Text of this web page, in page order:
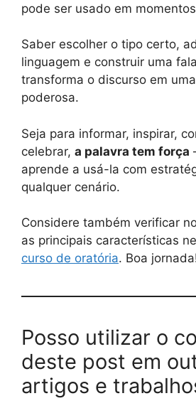
pode ser usado em
Saber escolher o tipo certo,
linguagem e construir uma
transforma o discurso em
poderosa.
Seja para informar, inspirar,
celebrar, a palavra tem força
aprende a usá-la com
qualquer cenário.
Considere também verificar
as principais características
curso de oratória. Boa
Posso utilizar o
deste post em
artigos e